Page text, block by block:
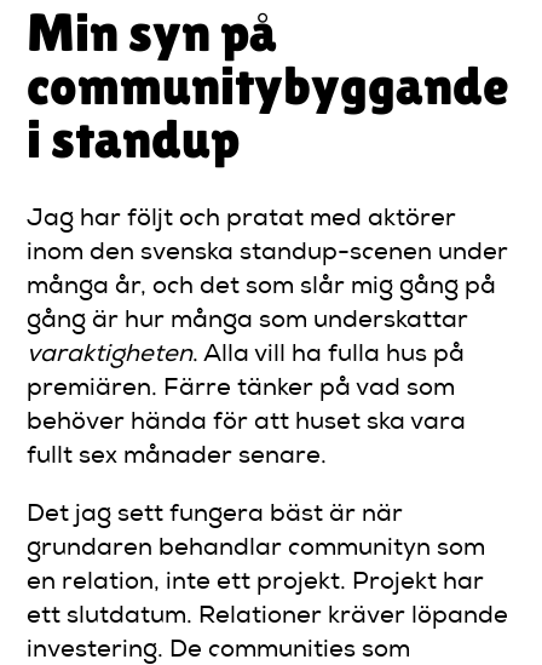
Min syn på
communitybyggande
i standup
Jag har följt och pratat med aktörer
inom den svenska standup-scenen under
många år, och det som slår mig gång på
gång är hur många som underskattar
varaktigheten. Alla vill ha fulla hus på
premiären. Färre tänker på vad som
behöver hända för att huset ska vara
fullt sex månader senare.
Det jag sett fungera bäst är när
grundaren behandlar communityn som
en relation, inte ett projekt. Projekt har
ett slutdatum. Relationer kräver löpande
investering. De communities som